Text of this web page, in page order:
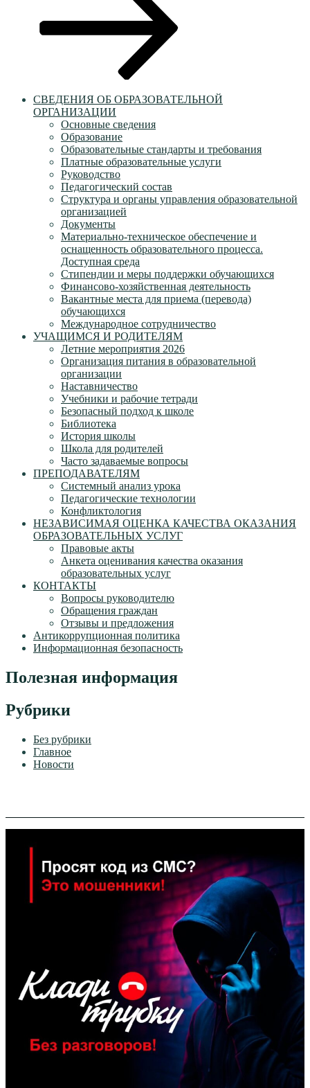
СВЕДЕНИЯ ОБ ОБРАЗОВАТЕЛЬНОЙ
ОРГАНИЗАЦИИ
Основные сведения
Образование
Образовательные стандарты и требования
Платные образовательные услуги
Руководство
Педагогический состав
Структура и органы управления образовательной
организацией
Документы
Материально-техническое обеспечение и
оснащенность образовательного процесса.
Доступная среда
Стипендии и меры поддержки обучающихся
Финансово-хозяйственная деятельность
Вакантные места для приема (перевода)
обучающихся
Международное сотрудничество
УЧАЩИМСЯ И РОДИТЕЛЯМ
Летние мероприятия 2026
Организация питания в образовательной
организации
Наставничество
Учебники и рабочие тетради
Безопасный подход к школе
Библиотека
История школы
Школа для родителей
Часто задаваемые вопросы
ПРЕПОДАВАТЕЛЯМ
Системный анализ урока
Педагогические технологии
Конфликтология
НЕЗАВИСИМАЯ ОЦЕНКА КАЧЕСТВА ОКАЗАНИЯ
ОБРАЗОВАТЕЛЬНЫХ УСЛУГ
Правовые акты
Анкета оценивания качества оказания
образовательных услуг
КОНТАКТЫ
Вопросы руководителю
Обращения граждан
Отзывы и предложения
Антикоррупционная политика
Информационная безопасность
Полезная информация
Рубрики
Без рубрики
Главное
Новости